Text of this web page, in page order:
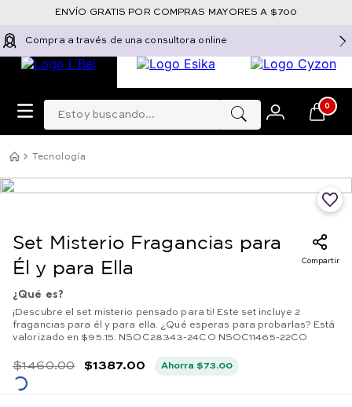
Compra a través de una consultora online
Estoy buscando... 0
ENVÍO GRATIS POR COMPRAS MAYORES A $700
Tecnología
Set Misterio Fragancias para
Él y para Ella
Compartir
¿Qué es?
¡Descubre el set misterio pensado para ti! Este set incluye 2
fragancias para él y para ella. ¿Qué esperas para probarlas? Está
valorizado en $95.15. NSOC28343-24CO NSOC11465-22CO
$1460.00 $1387.00 Ahorra$73.00